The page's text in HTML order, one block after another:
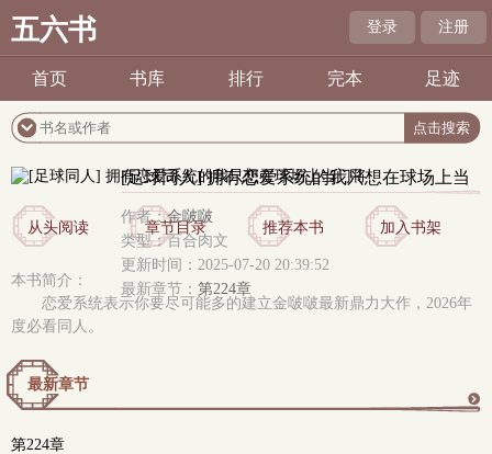
五六书 登录 注册
首页 书库 排行 完本 足迹
[足球同人] 拥有恋爱系统的我只想在球场上当
门将
作者：金啵啵
类型：百合肉文
更新时间：2025-07-20 20:39:52
最新章节： 第224章
从头阅读 章节目录 推荐本书 加入书架
本书简介：
恋爱系统表示你要尽可能多的建立金啵啵最新鼎力大作，2026年
度必看同人。
最新章节
第224章